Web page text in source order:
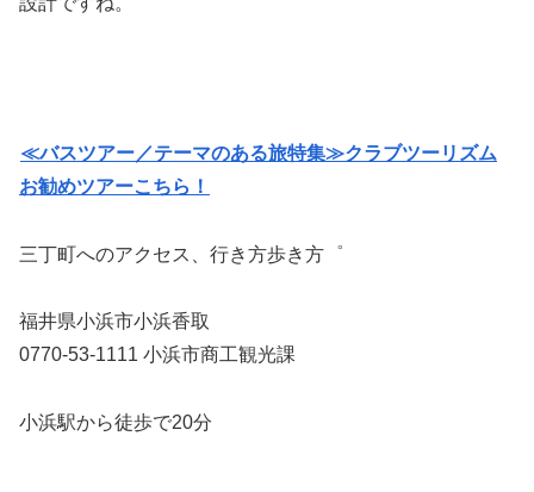
≪バスツアー／テーマのある旅特集≫クラブツーリズム
お勧めツアーこちら！
三丁町へのアクセス、行き方歩き方゜
福井県小浜市小浜香取
0770-53-1111 小浜市商工観光課
小浜駅から徒歩で20分